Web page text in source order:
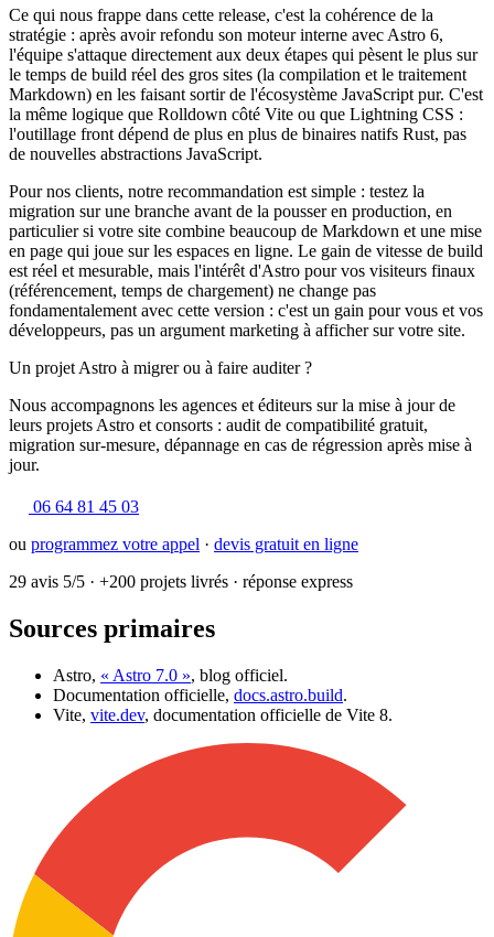
Ce qui nous frappe dans cette release, c'est la cohérence de la
stratégie : après avoir refondu son moteur interne avec Astro 6,
l'équipe s'attaque directement aux deux étapes qui pèsent le plus sur
le temps de build réel des gros sites (la compilation et le traitement
Markdown) en les faisant sortir de l'écosystème JavaScript pur. C'est
la même logique que Rolldown côté Vite ou que Lightning CSS :
l'outillage front dépend de plus en plus de binaires natifs Rust, pas
de nouvelles abstractions JavaScript.
Pour nos clients, notre recommandation est simple : testez la
migration sur une branche avant de la pousser en production, en
particulier si votre site combine beaucoup de Markdown et une mise
en page qui joue sur les espaces en ligne. Le gain de vitesse de build
est réel et mesurable, mais l'intérêt d'Astro pour vos visiteurs finaux
(référencement, temps de chargement) ne change pas
fondamentalement avec cette version : c'est un gain pour vous et vos
développeurs, pas un argument marketing à afficher sur votre site.
Un projet Astro à migrer ou à faire auditer ?
Nous accompagnons les agences et éditeurs sur la mise à jour de
leurs projets Astro et consorts : audit de compatibilité gratuit,
migration sur-mesure, dépannage en cas de régression après mise à
jour.
06 64 81 45 03
ou programmez votre appel · devis gratuit en ligne
29 avis 5/5 · +200 projets livrés · réponse express
Sources primaires
Astro, « Astro 7.0 », blog officiel.
Documentation officielle, docs.astro.build.
Vite, vite.dev, documentation officielle de Vite 8.